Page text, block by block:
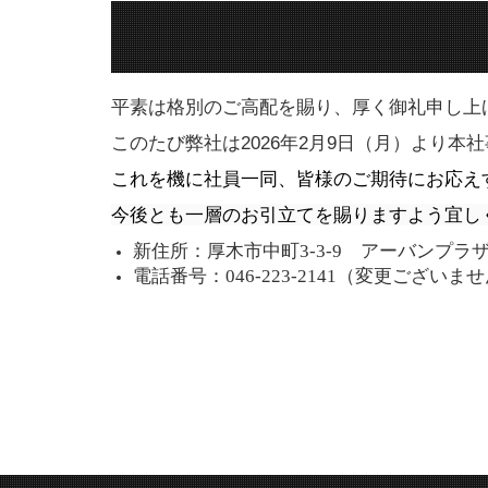
平素は格別のご高配を賜り、厚く御礼申し上
このたび弊社は2026年2月9日（月）より本
これを機に社員一同、皆様のご期待にお応
今後とも一層のお引立てを賜りますよう宜
新住所：厚木市中町3-3-9 アーバンプラ
電話番号：046-223-2141（変更ございま